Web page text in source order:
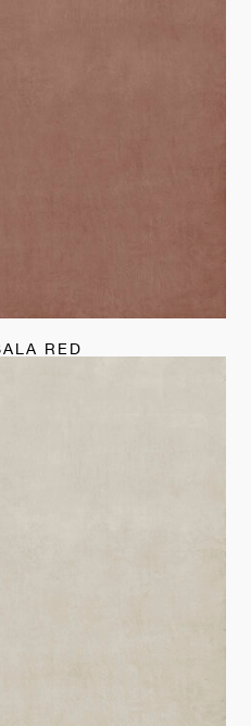
RED